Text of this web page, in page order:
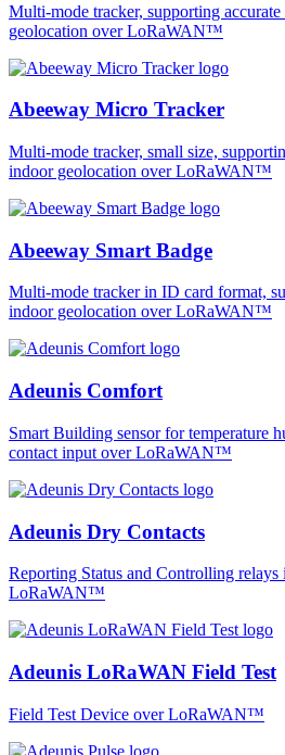
Multi-mode tracker, supporting
geolocation over LoRaWAN™
Abeeway Micro Tracker
Multi-mode tracker, small size,
indoor geolocation over LoRaWAN™
Abeeway Smart Badge
Multi-mode tracker in ID card format,
indoor geolocation over LoRaWAN™
Adeunis Comfort
Smart Building sensor for temperature
contact input over LoRaWAN™
Adeunis Dry Contacts
Reporting Status and Controlling relays
LoRaWAN™
Adeunis LoRaWAN Field Test
Field Test Device over LoRaWAN™